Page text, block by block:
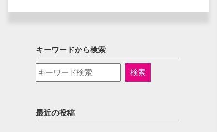
キーワードから検索
最近の投稿